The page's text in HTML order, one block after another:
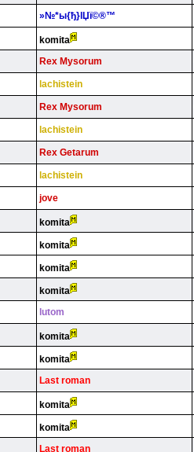
»№*ы{ђ}lЏї©®™
komita
Rex Mysorum
lachistein
Rex Mysorum
lachistein
Rex Getarum
lachistein
jove
komita
komita
komita
komita
lutom
komita
komita
Last roman
komita
komita
Last roman